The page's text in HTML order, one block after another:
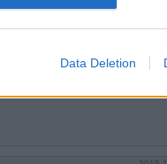
Data Deletion